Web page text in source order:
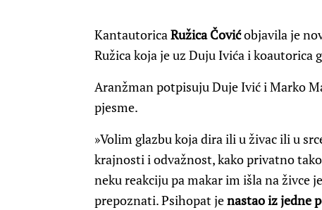
KantautoricaRužica Čovićobjavila je
Ružica koja je uz Duju Ivića i koautorica
Aranžman potpisuju Duje Ivić i Marko
pjesme.
»Volim glazbu koja dira ili u živac ili u
krajnosti i odvažnost, kako privatno
neku reakciju pa makar im išla na živce
prepoznati. Psihopat jenastao iz jedne